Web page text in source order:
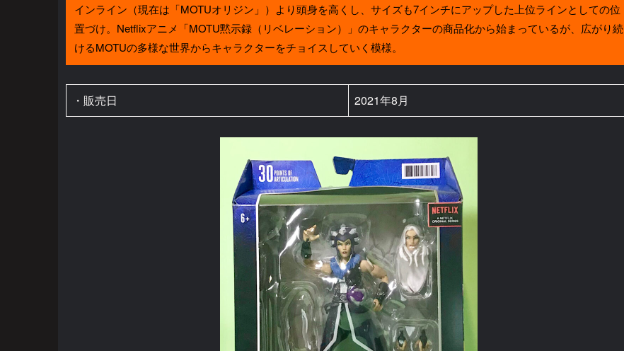
インライン（現在は「MOTUオリジン」）より頭身を高くし、サイズも7インチにアップした上位ラインとしての位
置づけ。Netflixアニメ「MOTU黙示録（リベレーション）」のキャラクターの商品化から始まっているが、広がり続
けるMOTUの多様な世界からキャラクターをチョイスしていく模様。
・販売日 2021年8月